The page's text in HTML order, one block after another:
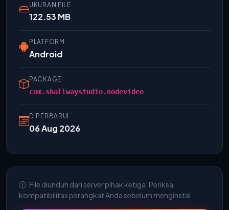
UKURAN FILE
122.53 MB
PLATFORM
Android
PACKAGE
com.shallwaystudio.nodevideo
DIPERBARUI
06 Aug 2026
File diunduh dari server pihak ketiga. Periksa
kompatibilitas perangkat Anda sebelum menginstal.